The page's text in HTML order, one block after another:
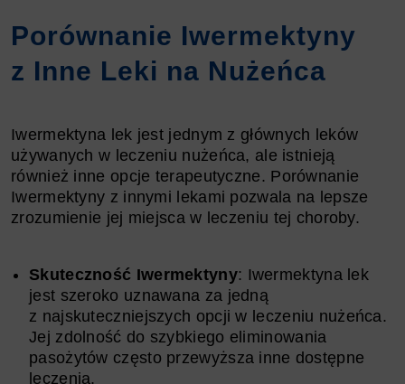
Porównanie Iwermektyny
z Inne Leki na Nużeńca
Iwermektyna lek jest jednym z głównych leków
używanych w leczeniu nużeńca, ale istnieją
również inne opcje terapeutyczne. Porównanie
Iwermektyny z innymi lekami pozwala na lepsze
zrozumienie jej miejsca w leczeniu tej choroby.
Skuteczność Iwermektyny: Iwermektyna lek
jest szeroko uznawana za jedną
z najskuteczniejszych opcji w leczeniu nużeńca.
Jej zdolność do szybkiego eliminowania
pasożytów często przewyższa inne dostępne
leczenia.